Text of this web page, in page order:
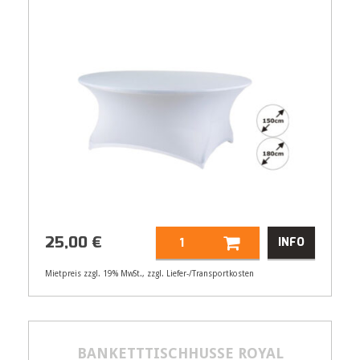
Artikelnummer
21450
25,00€
25,00 € INFO
Mietpreis zzgl. 19% MwSt., zzgl. Liefer-/Transportkosten
BANKETTTISCHHUSSE ROYAL